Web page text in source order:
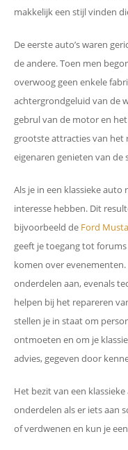
makkelijk een stijl vinden
De eerste auto’s waren
de andere. Toen men
overwoog geen enkele
achtergrondgeluid van de
gebrul van de motor en
grootste attracties van het
eigenaren genieten van de
Als je in een klassieke
interesse hebben. Dit
bijvoorbeeld de Ford
geeft je toegang tot
komen over
onderdelen aan, evenals
helpen bij het repareren
stellen je in staat om
ontmoeten en om je
advies, gegeven door
Het bezit van een
onderdelen als er iets aan
of verdwenen en kun je